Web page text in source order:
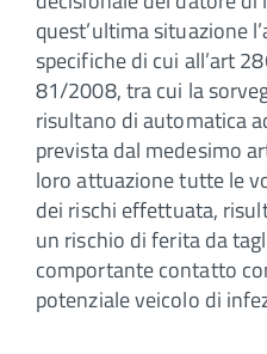
quest’ultima situazione
specifiche di cui all’art
81/2008, tra cui la
risultano di automatica
prevista dal medesimo
loro attuazione tutte le
dei rischi effettuata,
un rischio di ferita da
comportante contatto
potenziale veicolo di